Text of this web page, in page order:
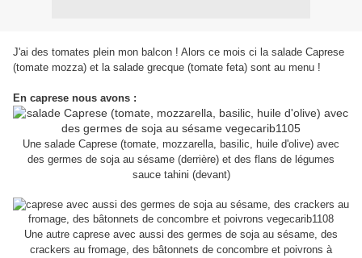
J'ai des tomates plein mon balcon ! Alors ce mois ci la salade Caprese
(tomate mozza) et la salade grecque (tomate feta) sont au menu !
En caprese nous avons :
Une salade Caprese (tomate, mozzarella, basilic, huile d'olive) avec
des germes de soja au sésame (derrière) et des flans de légumes
sauce tahini (devant)
Une autre caprese avec aussi des germes de soja au sésame, des
crackers au fromage, des bâtonnets de concombre et poivrons à